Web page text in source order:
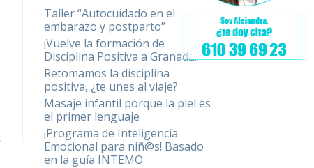
Taller “Autocuidado en el
embarazo y postparto”
¡Vuelve la formación de
Disciplina Positiva a Granada!
Retomamos la disciplina
positiva, ¿te unes al viaje?
Masaje infantil porque la piel es
el primer lenguaje
¡Programa de Inteligencia
Emocional para niñ@s! Basado
en la guía INTEMO